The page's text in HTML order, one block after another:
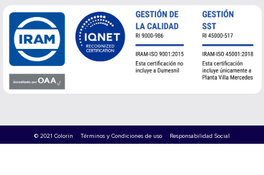
© 2021 Colorin Términos y Condiciones de uso Responsabilidad Social